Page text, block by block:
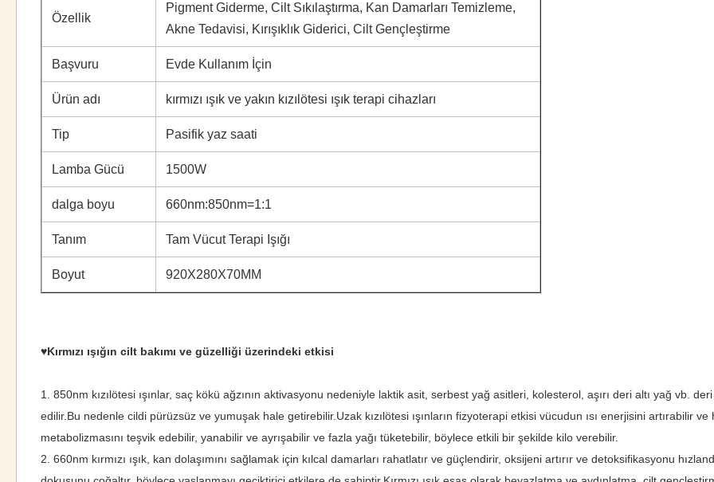
Özellik
Pigment Giderme, Cilt Sıkılaştırma, Kan Damarları Temizleme,
Akne Tedavisi, Kırışıklık Giderici, Cilt Gençleştirme
Başvuru Evde Kullanım İçin
Ürün adı kırmızı ışık ve yakın kızılötesi ışık terapi cihazları
Tip Pasifik yaz saati
Lamba Gücü 1500W
dalga boyu 660nm:850nm=1:1
Tanım Tam Vücut Terapi Işığı
Boyut 920X280X70MM
♥Kırmızı ışığın cilt bakımı ve güzelliği üzerindeki etkisi
1. 850nm kızılötesi ışınlar, saç kökü ağzının aktivasyonu nedeniyle laktik asit, serbest yağ asitleri, kolesterol, aşırı deri altı yağ vb.
edilir.Bu nedenle cildi pürüzsüz ve yumuşak hale getirebilir.Uzak kızılötesi ışınların fizyoterapi etkisi vücudun ısı enerjisini artırabilir
metabolizmasını teşvik edebilir, yanabilir ve ayrışabilir ve fazla yağı tüketebilir, böylece etkili bir şekilde kilo verebilir.
2. 660nm kırmızı ışık, kan dolaşımını sağlamak için kılcal damarları rahatlatır ve güçlendirir, oksijeni artırır ve detoksifikasyonu